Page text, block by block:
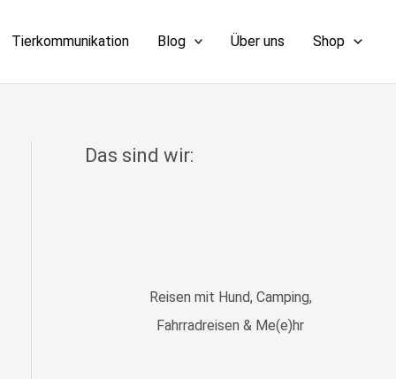
Tierkommunikation Blog Über uns Shop
Das sind wir:
Reisen mit Hund, Camping,
Fahrradreisen & Me(e)hr